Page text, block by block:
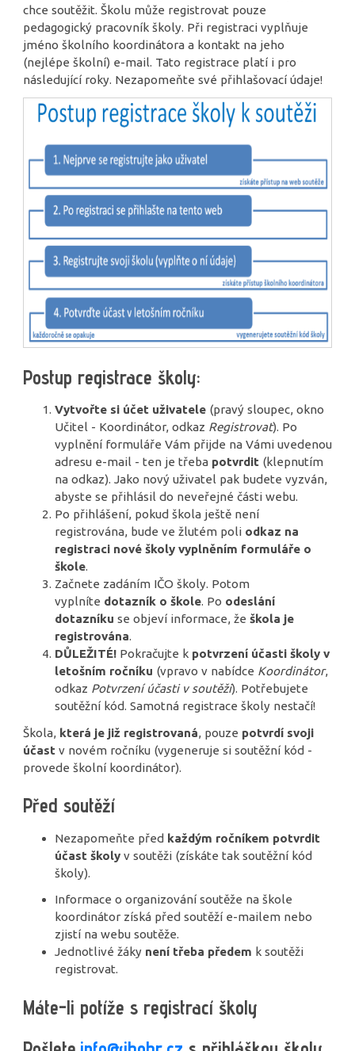
chce soutěžit. Školu může registrovat pouze
pedagogický pracovník školy. Při registraci vyplňuje
jméno školního koordinátora a kontakt na jeho
(nejlépe školní) e-mail. Tato registrace platí i pro
následující roky. Nezapomeňte své přihlašovací údaje!
Postup registrace školy:
Vytvořte si účet uživatele (pravý sloupec, okno
Učitel - Koordinátor, odkaz Registrovat). Po
vyplnění formuláře Vám přijde na Vámi uvedenou
adresu e-mail - ten je třeba potvrdit (klepnutím
na odkaz). Jako nový uživatel pak budete vyzván,
abyste se přihlásil do neveřejné části webu.
Po přihlášení, pokud škola ještě není
registrována, bude ve žlutém poli odkaz na
registraci nové školy vyplněním formuláře o
škole.
Začnete zadáním IČO školy. Potom
vyplníte dotazník o škole. Po odeslání
dotazníku se objeví informace, že škola je
registrována.
DŮLEŽITÉ!Pokračujte kpotvrzení účasti školy v
letošním ročníku (vpravo v nabídce Koordinátor,
odkaz Potvrzení účasti v soutěži). Potřebujete
soutěžní kód. Samotná registrace školy nestačí!
Škola, která je již registrovaná, pouze potvrdí svoji
účast v novém ročníku (vygeneruje si soutěžní kód -
provede školní koordinátor).
Před soutěží
Nezapomeňte před každým ročníkem potvrdit
účast školy v soutěži (získáte tak soutěžní kód
školy).
Informace o organizování soutěže na škole
koordinátor získá před soutěží e-mailem nebo
zjistí na webu soutěže.
Jednotlivé žáky není třeba předem k soutěži
registrovat.
Máte-li potíže s registrací školy